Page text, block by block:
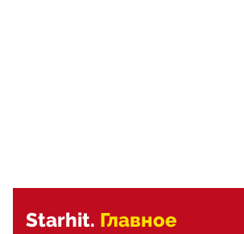
Starhit. Главное